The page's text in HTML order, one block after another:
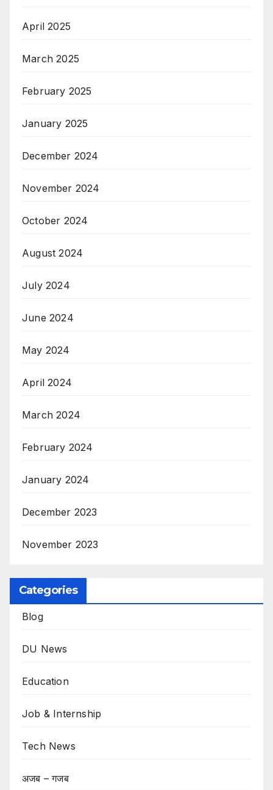
April 2025
March 2025
February 2025
January 2025
December 2024
November 2024
October 2024
August 2024
July 2024
June 2024
May 2024
April 2024
March 2024
February 2024
January 2024
December 2023
November 2023
Categories
Blog
DU News
Education
Job & Internship
Tech News
अजब – गजब